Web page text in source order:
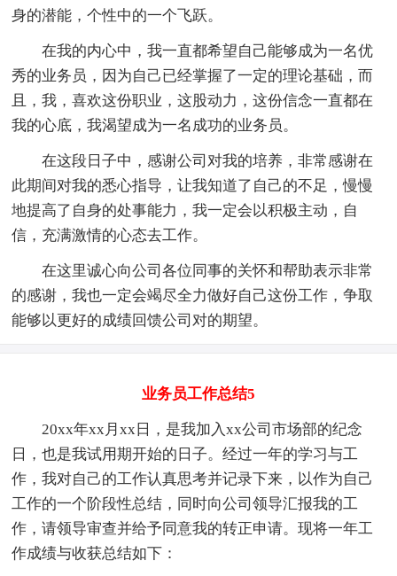
身的潜能，个性中的一个飞跃。
在我的内心中，我一直都希望自己能够成为一名优
秀的业务员，因为自己已经掌握了一定的理论基础，而
且，我，喜欢这份职业，这股动力，这份信念一直都在
我的心底，我渴望成为一名成功的业务员。
在这段日子中，感谢公司对我的培养，非常感谢在
此期间对我的悉心指导，让我知道了自己的不足，慢慢
地提高了自身的处事能力，我一定会以积极主动，自
信，充满激情的心态去工作。
在这里诚心向公司各位同事的关怀和帮助表示非常
的感谢，我也一定会竭尽全力做好自己这份工作，争取
能够以更好的成绩回馈公司对的期望。
业务员工作总结5
20xx年xx月xx日，是我加入xx公司市场部的纪念
日，也是我试用期开始的日子。经过一年的学习与工
作，我对自己的工作认真思考并记录下来，以作为自己
工作的一个阶段性总结，同时向公司领导汇报我的工
作，请领导审查并给予同意我的转正申请。现将一年工
作成绩与收获总结如下：